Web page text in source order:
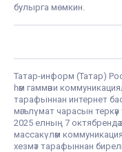
булырга мөмкин.
Татар-информ (Татар)
һәм гаммәви
тарафыннан интернет
мәгълүмат чарасын
2025 елның 7 октябрендә
массакүләм
хезмәт тарафыннан